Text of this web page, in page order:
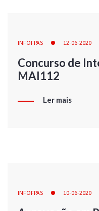
INFOFPAS 12-06-2020
Concurso de
MAI112
Ler mais
INFOFPAS 10-06-2020